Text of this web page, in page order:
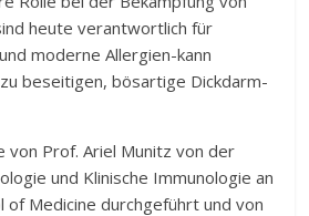
heute verantwortlich für
moderne Allergien-kann
beseitigen, bösartige Dickdarm-
von Prof. Ariel Munitz von der
und Klinische Immunologie an
of Medicine durchgeführt und von